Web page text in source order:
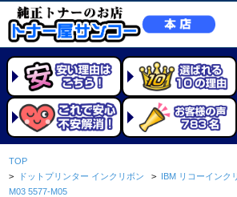
TOP
> ドットプリンター インクリボン > IBM リコーインク
M03 5577-M05